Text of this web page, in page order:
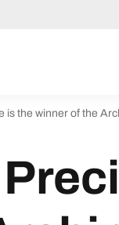
is the winner of the